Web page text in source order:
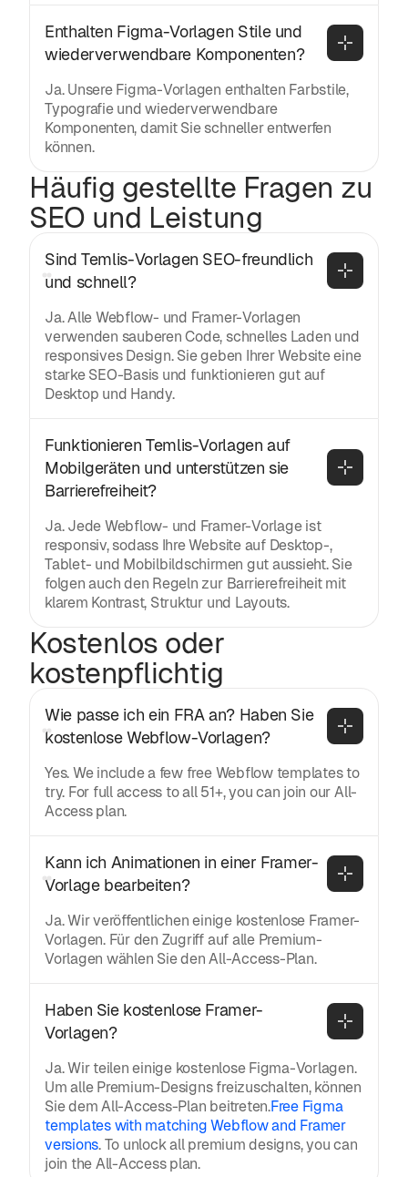
Enthalten Figma-Vorlagen Stile und
wiederverwendbare Komponenten?
Ja. Unsere Figma-Vorlagen enthalten Farbstile,
Typografie und wiederverwendbare
Komponenten, damit Sie schneller entwerfen
können.
Häufig gestellte Fragen zu
SEO und Leistung
Sind Temlis-Vorlagen SEO-freundlich
und schnell?
Ja. Alle Webflow- und Framer-Vorlagen
verwenden sauberen Code, schnelles Laden und
responsives Design. Sie geben Ihrer Website eine
starke SEO-Basis und funktionieren gut auf
Desktop und Handy.
Funktionieren Temlis-Vorlagen auf
Mobilgeräten und unterstützen sie
Barrierefreiheit?
Ja. Jede Webflow- und Framer-Vorlage ist
responsiv, sodass Ihre Website auf Desktop-,
Tablet- und Mobilbildschirmen gut aussieht. Sie
folgen auch den Regeln zur Barrierefreiheit mit
klarem Kontrast, Struktur und Layouts.
Kostenlos oder
kostenpflichtig
Wie passe ich ein FRA an? Haben Sie
kostenlose Webflow-Vorlagen?
Yes. We include a few free Webflow templates to
try. For full access to all 51+, you can join our All-
Access plan.
Kann ich Animationen in einer Framer-
Vorlage bearbeiten?
Ja. Wir veröffentlichen einige kostenlose Framer-
Vorlagen. Für den Zugriff auf alle Premium-
Vorlagen wählen Sie den All-Access-Plan.
Haben Sie kostenlose Framer-
Vorlagen?
Ja. Wir teilen einige kostenlose Figma-Vorlagen.
Um alle Premium-Designs freizuschalten, können
Sie dem All-Access-Plan beitreten.Free Figma
templates with matching Webflow and Framer
versions. To unlock all premium designs, you can
join the All-Access plan.